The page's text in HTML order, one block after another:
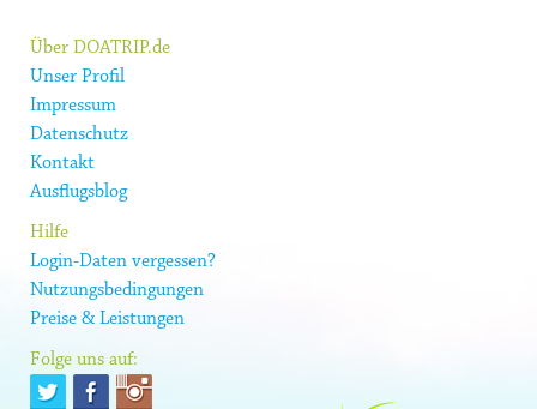
Über DOATRIP.de
Unser Profil
Impressum
Datenschutz
Kontakt
Ausflugsblog
Hilfe
Login-Daten vergessen?
Nutzungsbedingungen
Preise & Leistungen
Folge uns auf: